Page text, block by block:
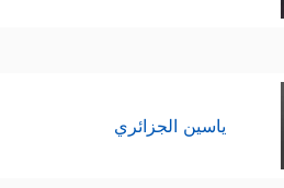
ياسين الجزائري